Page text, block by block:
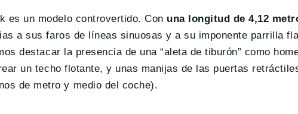
es un modelo controvertido. Con una longitud de 4,12
a sus faros de líneas sinuosas y a su imponente parrilla
destacar la presencia de una “aleta de tiburón” como
un techo flotante, y unas manijas de las puertas
de metro y medio del coche).